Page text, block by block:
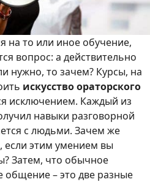
на то или иное обучение,
вопрос: а действительно
нужно, то зачем? Курсы, на
искусство ораторского
исключением. Каждый из
навыки разговорной
с людьми. Зачем же
если этим умением вы
Затем, что обычное
– это две разные